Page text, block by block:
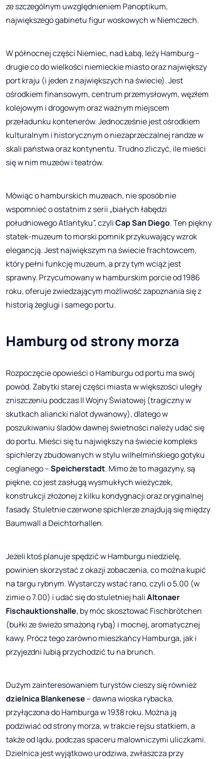
ze szczególnym uwzględnieniem Panoptikum,
największego gabinetu figur woskowych w Niemczech.
W północnej części Niemiec, nad Łabą, leży Hamburg –
drugie co do wielkości niemieckie miasto oraz największy
port kraju (i jeden z największych na świecie). Jest
ośrodkiem finansowym, centrum przemysłowym, węzłem
kolejowym i drogowym oraz ważnym miejscem
przeładunku kontenerów. Jednocześnie jest ośrodkiem
kulturalnym i historycznym o niezaprzeczalnej randze w
skali państwa oraz kontynentu. Trudno zliczyć, ile mieści
się w nim muzeów i teatrów.
Mówiąc o hamburskich muzeach, nie sposób nie
wspomnieć o ostatnim z serii „białych łabędzi
południowego Atlantyku”, czyliCap San Diego. Ten piękny
statek-muzeum to morski pomnik przykuwający wzrok
elegancją. Jest największym na świecie frachtowcem,
który pełni funkcję muzeum, a przy tym wciąż jest
sprawny. Przycumowany w hamburskim porcie od 1986
roku, oferuje zwiedzającym możliwość zapoznania się z
historią żeglugi i samego portu.
Hamburg od strony morza
Rozpoczęcie opowieści o Hamburgu od portu ma swój
powód. Zabytki starej części miasta w większości uległy
zniszczeniu podczas II Wojny Światowej (tragiczny w
skutkach aliancki nalot dywanowy), dlatego w
poszukiwaniu śladów dawnej świetności należy udać się
do portu. Mieści się tu największy na świecie kompleks
spichlerzy zbudowanych w stylu wilhelmińskiego gotyku
ceglanego –Speicherstadt. Mimo że to magazyny, są
piękne, co jest zasługą wysmukłych wieżyczek,
konstrukcji złożonej z kilku kondygnacji oraz oryginalnej
fasady. Stuletnie czerwone spichlerze znajdują się między
Baumwall a Deichtorhallen.
Jeżeli ktoś planuje spędzić w Hamburgu niedzielę,
powinien skorzystać z okazji zobaczenia, co można kupić
na targu rybnym. Wystarczy wstać rano, czyli o 5.00 (w
zimie o 7.00) i udać się do stuletniej haliAltonaer
Fischauktionshalle, by móc skosztować Fischbrötchen
(bułki ze świeżo smażoną rybą) i mocnej, aromatycznej
kawy. Prócz tego zarówno mieszkańcy Hamburga, jak i
przyjezdni lubią przychodzić tu na brunch.
Dużym zainteresowaniem turystów cieszy się również
dzielnica Blankenese – dawna wioska rybacka,
przyłączona do Hamburga w 1938 roku. Można ją
podziwiać od strony morza, w trakcie rejsu statkiem, a
także od lądu, podczas spaceru malowniczymi uliczkami.
Dzielnica jest wyjątkowo urodziwa, zwłaszcza przy